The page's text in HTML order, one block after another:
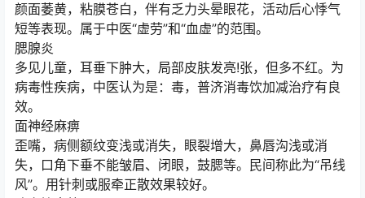
颜面萎黄，粘膜苍白，伴有乏力头晕眼花，活动后心悸气
短等表现。属于中医“虚劳”和“血虚”的范围。
腮腺炎
多见儿童，耳垂下肿大，局部皮肤发亮!张，但多不红。为
病毒性疾病，中医认为是：毒，普济消毒饮加减治疗有良
效。
面神经麻痹
歪嘴，病侧额纹变浅或消失，眼裂增大，鼻唇沟浅或消
失，口角下垂不能皱眉、闭眼，鼓腮等。民间称此为“吊线
风”。用针刺或服牵正散效果较好。